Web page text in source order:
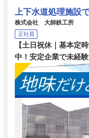
上下水道処理施設
株式会社 大師鉄工所
正社員
【土日祝休｜基本定
中！安定企業で未経